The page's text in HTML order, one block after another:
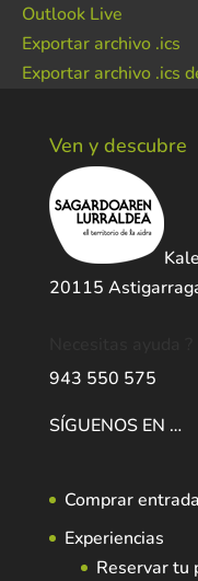
Outlook Live
Exportar archivo .ics
Exportar archivo .ics
Ven y descubre
20115
943 550 575
SÍGUENOS EN …
Comprar
Experiencias
Reservar tu